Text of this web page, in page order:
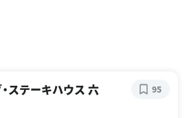
ステーキハウス 六
95